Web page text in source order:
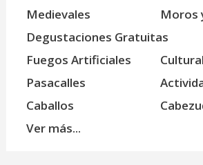
Medievales
Moros
Degustaciones Gratuitas
Fuegos Artificiales
Pasacalles
Caballos
Ver más...